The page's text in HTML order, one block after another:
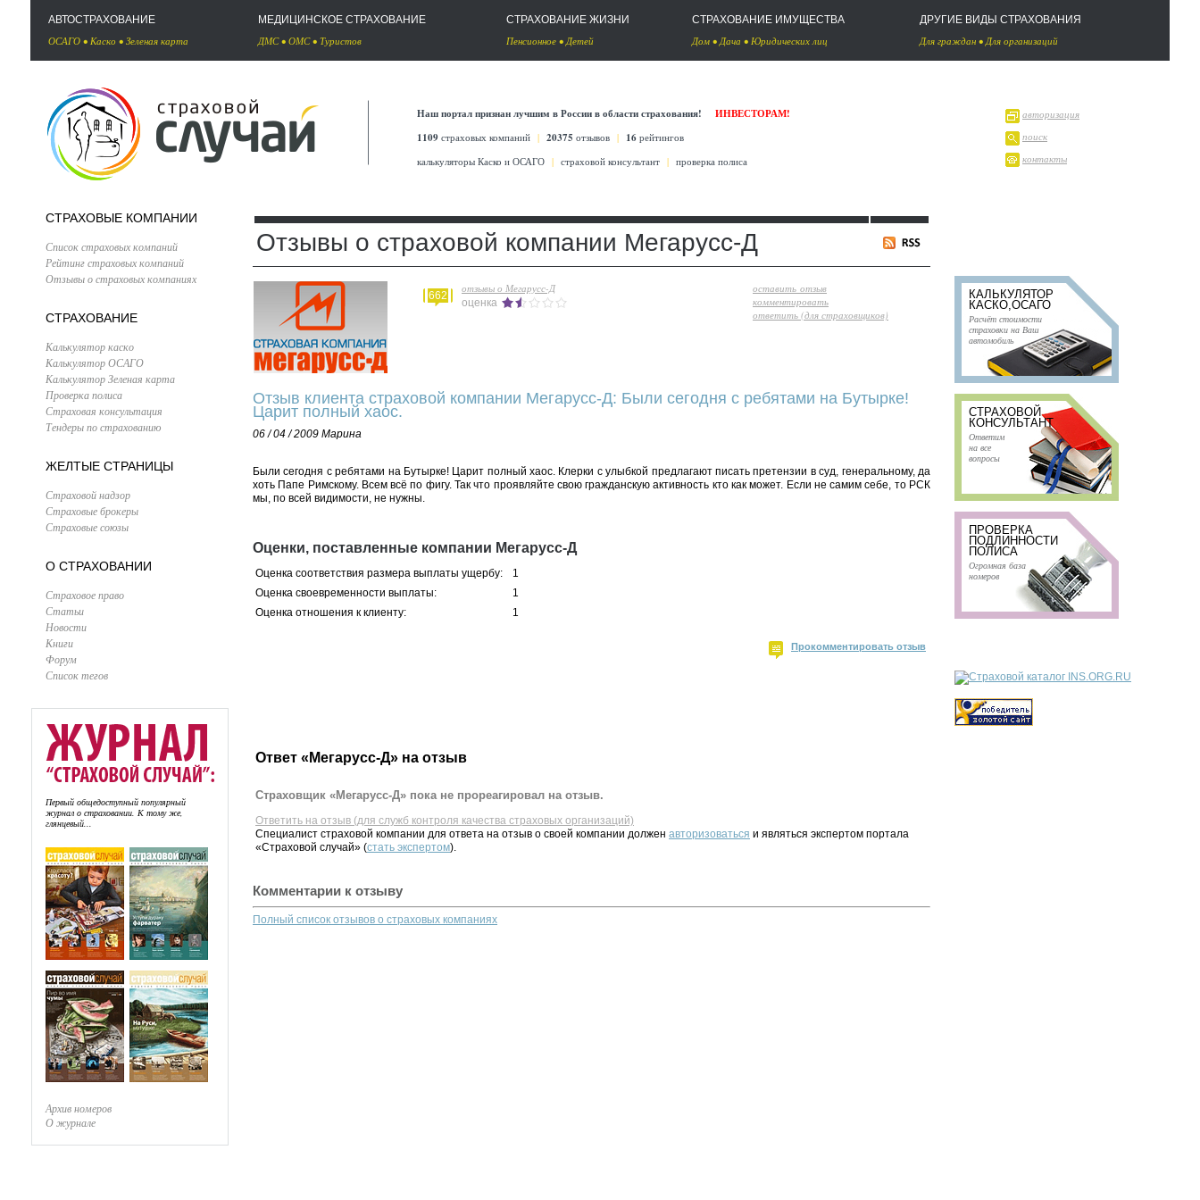
АВТОСТРАХОВАНИЕ
ОСАГО • Каско • Зеленая карта
МЕДИЦИНСКОЕ СТРАХОВАНИЕ
ДМС• ОМС• Туристов
СТРАХОВАНИЕ ЖИЗНИ
Пенсионное •Детей
СТРАХОВАНИЕ ИМУЩЕСТВА
Дом •Дача • Юридических лиц
ДРУГИЕ ВИДЫ СТРАХОВАНИЯ
Для граждан •Для организаций
Наш портал признан лучшим в России в области страхования!
ИНВЕСТОРАМ!
1109 страховых компаний | 20375 отзывов | 16 рейтингов
калькуляторы Каско и ОСАГО | страховой консультант | проверка полиса
авторизация
поиск
контакты
СТРАХОВЫЕ КОМПАНИИ
Список страховых компаний
Рейтинг страховых компаний
Отзывы о страховых компаниях
СТРАХОВАНИЕ
Калькулятор каско
Калькулятор ОСАГО
Калькулятор Зеленая карта
Проверка полиса
Страховая консультация
Тендеры по страхованию
ЖЕЛТЫЕ СТРАНИЦЫ
Страховой надзор
Страховые брокеры
Страховые союзы
О СТРАХОВАНИИ
Страховое право
Статьи
Новости
Книги
Форум
Список тегов
Первый общедоступный популярный
журнал о страховании. К тому же,
глянцевый...
Архив номеров
О журнале
Отзывы о страховой компании Мегарусс-Д
662
отзывы о Мегарусс-Д
оценка
оставить отзыв
комментировать
ответить (для страховщиков)
Отзыв клиента страховой компании Мегарусс-Д: Были сегодня с ребятами на Бутырке!
Царит полный хаос.
06 / 04 / 2009 Марина
Были сегодня с ребятами на Бутырке! Царит полный хаос. Клерки с улыбкой предлагают писать претензии в суд, генеральному, да
хоть Папе Римскому. Всем всё по фигу. Так что проявляйте свою гражданскую активность кто как может. Если не самим себе, то РСК
мы, по всей видимости, не нужны.
Оценки, поставленные компании Мегарусс-Д
Оценка соответствия размера выплаты ущербу:
1
Оценка своевременности выплаты:
1
Оценка отношения к клиенту:
1
Прокомментировать отзыв
Ответ «Мегарусс-Д» на отзыв
Страховщик «Мегарусс-Д» пока не прореагировал на отзыв.
Ответить на отзыв (для служб контроля качества страховых организаций)
Специалист страховой компании для ответа на отзыв о своей компании должен авторизоваться и являться экспертом портала
«Страховой случай» (стать экспертом).
Комментарии к отзыву
Полный список отзывов о страховых компаниях
КАЛЬКУЛЯТОР
КАСКО,ОСАГО
Расчёт стоимости
страховки на Ваш
автомобиль
СТРАХОВОЙ
КОНСУЛЬТАНТ
Ответим
на все
вопросы
ПРОВЕРКА
ПОДЛИННОСТИ
ПОЛИСА
Огромная база
номеров